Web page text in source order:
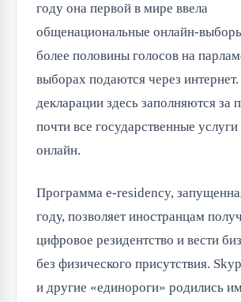
году она первой в мире ввела
общенациональные онлайн-
более половины голосов на
выборах подаются через
декларации здесь заполняются за
почти все государственные
онлайн.
Программа e-residency,
году, позволяет иностранцам
цифровое резидентство и вести
без физического присутствия.
и другие «единороги» родились